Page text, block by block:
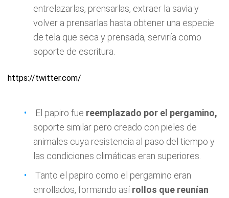
entrelazarlas, prensarlas, extraer la savia y
volver a prensarlas hasta obtener una especie
de tela que seca y prensada, serviría como
soporte de escritura.
https://twitter.com/
El papiro fue reemplazado por el pergamino,
soporte similar pero creado con pieles de
animales cuya resistencia al paso del tiempo y
las condiciones climáticas eran superiores.
Tanto el papiro como el pergamino eran
enrollados, formando asírollos que reunían